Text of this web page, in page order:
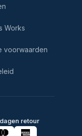
Works
voorwaarden
retour